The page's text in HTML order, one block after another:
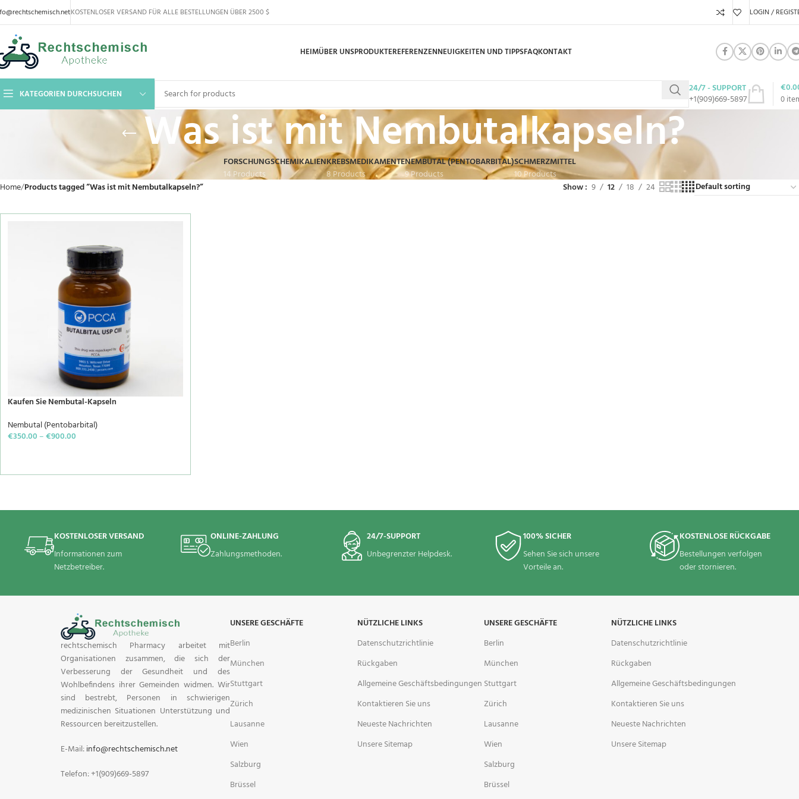
KOSTENLOSER VERSAND FÜR ALLE BESTELLUNGEN ÜBER 2500 $ LOGIN /
HEIMÜBER UNSPRODUKTEREFERENZENNEUIGKEITEN UND TIPPSFAQKONTAKT
KATEGORIEN DURCHSUCHEN
24/7 - SUPPORT
+1(909)669-5897
0
€
Was ist mit Nembutalkapseln?
FORSCHUNGSCHEMIKALIEN
14 Products
KREBSMEDIKAMENTE
8 Products
NEMBUTAL (PENTOBARBITAL)
9 Products
SCHMERZMITTEL
10 Products
Home Products tagged “Was ist mit Nembutalkapseln?” Show 9 12 18 24
Kaufen Sie Nembutal-Kapseln
Nembutal (Pentobarbital)
€350.00–€900.00
KOSTENLOSER VERSAND
Informationen zum
Netzbetreiber.
ONLINE-ZAHLUNG
Zahlungsmethoden.
24/7-SUPPORT
Unbegrenzter Helpdesk.
100% SICHER
Sehen Sie sich unsere
Vorteile an.
KOSTENLOSE RÜCKGABE
Bestellungen verfolgen
oder stornieren.
UNSERE GESCHÄFTE
Berlin
München
Stuttgart
Zürich
Lausanne
Wien
Salzburg
Brüssel
NÜTZLICHE LINKS
Datenschutzrichtlinie
Rückgaben
Allgemeine Geschäftsbedingungen
Kontaktieren Sie uns
Neueste Nachrichten
Unsere Sitemap
UNSERE GESCHÄFTE
Berlin
München
Stuttgart
Zürich
Lausanne
Wien
Salzburg
Brüssel
NÜTZLICHE LINKS
Datenschutzrichtlinie
Rückgaben
Allgemeine Geschäftsbedingungen
Kontaktieren Sie uns
Neueste Nachrichten
Unsere Sitemap
rechtschemisch Pharmacy arbeitet mit
Organisationen zusammen, die sich der
Verbesserung der Gesundheit und des
Wohlbefindens ihrer Gemeinden widmen. Wir
sind bestrebt, Personen in schwierigen
medizinischen Situationen Unterstützung und
Ressourcen bereitzustellen.
E-Mail:info@rechtschemisch.net
Telefon: +1(909)669-5897